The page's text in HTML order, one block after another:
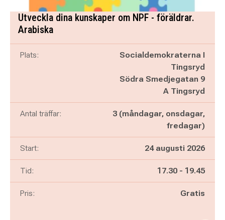
Utveckla dina kunskaper om NPF - föräldrar.
Arabiska
Plats:
Socialdemokraterna I
Tingsryd
Södra Smedjegatan 9
A Tingsryd
Antal träffar:
3 (måndagar, onsdagar,
fredagar)
Start: 24 augusti 2026
Tid: Pågår mellan
17.30 - och
19.45
Pris: Gratis